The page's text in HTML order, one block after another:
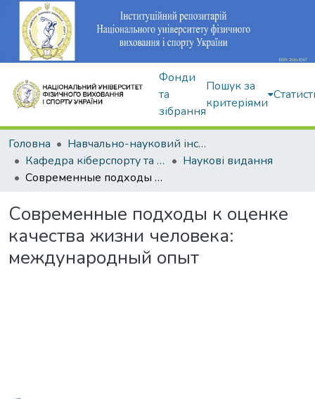
Фонди
та
зібрання
Пошук за
критеріями
Головна
Навчально-науковий інститут здоров'я, реабілітації та фізичного виховання
Кафедра кіберспорту та інформаційних технологій
Наукові видання
Современные подходы к оценке качества жизни человека: международный опыт
Современные подходы к оценке
качества жизни человека:
международный опыт